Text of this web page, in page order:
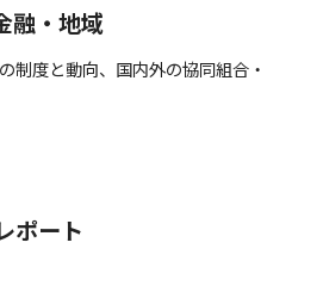
融・地域
制度と動向、国内外の協同組合・
ポート